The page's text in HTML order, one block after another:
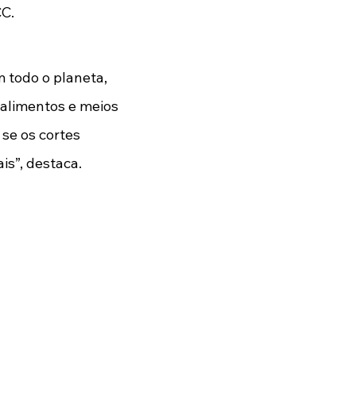
todo o planeta,
e meios
os cortes
destaca.